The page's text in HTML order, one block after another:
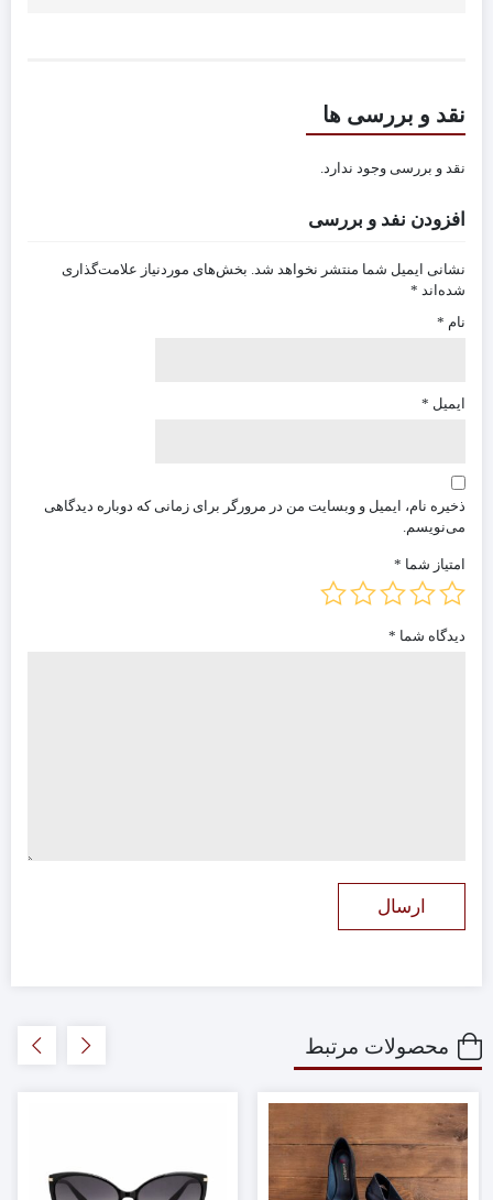
نقد و بررسی ها
نقد و بررسی وجود ندارد.
افزودن نفد و بررسی
نشانی ایمیل شما منتشر نخواهد شد. بخش‌های موردنیاز علامت‌گذاری
شده‌اند *
نام *
ایمیل *
ذخیره نام، ایمیل و وبسایت من در مرورگر برای زمانی که دوباره دیدگاهی
می‌نویسم.
امتیاز شما *
دیدگاه شما *
محصولات مرتبط